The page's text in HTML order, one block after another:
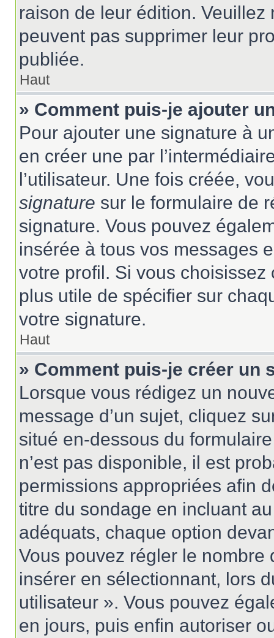
raison de leur édition.
peuvent pas supprimer leur
publiée.
Haut
» Comment puis-je ajouter
Pour ajouter une signature à
en créer une par
l’utilisateur. Une fois créée,
signature sur le formulaire de
signature. Vous pouvez
insérée à tous vos messages
votre profil. Si vous
plus utile de spécifier sur
votre signature.
Haut
» Comment puis-je créer un
Lorsque vous rédigez un
message d’un sujet, cliquez
situé en-dessous du
n’est pas disponible, il est
permissions appropriées afin
titre du sondage en incluant
adéquats, chaque option
Vous pouvez régler le nombre
insérer en sélectionnant, lors
utilisateur ». Vous pouvez
en jours, puis enfin autoriser